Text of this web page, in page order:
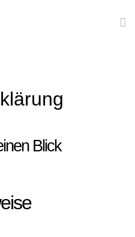
Blick